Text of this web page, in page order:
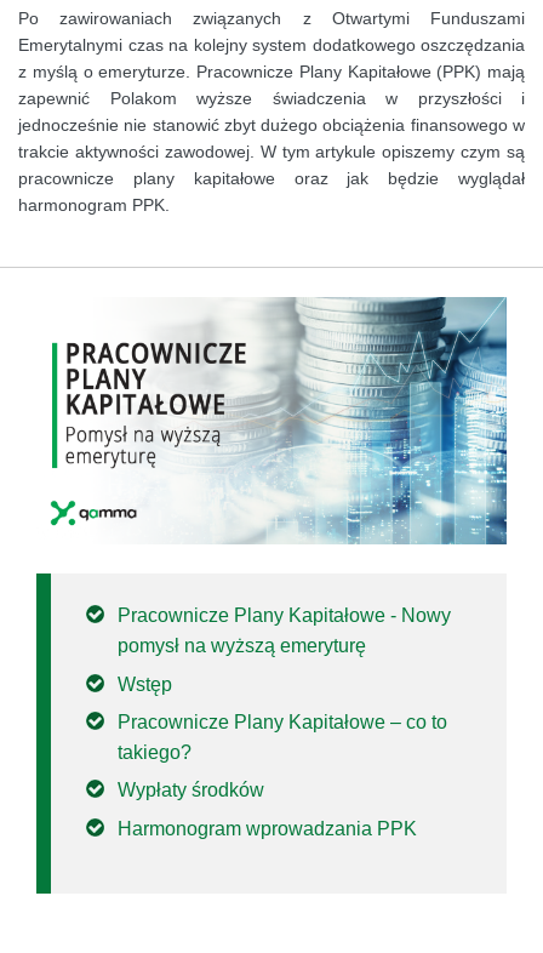
Po zawirowaniach związanych z Otwartymi Funduszami
Emerytalnymi czas na kolejny system dodatkowego oszczędzania
z myślą o emeryturze. Pracownicze Plany Kapitałowe (PPK) mają
zapewnić Polakom wyższe świadczenia w przyszłości i
jednocześnie nie stanowić zbyt dużego obciążenia finansowego w
trakcie aktywności zawodowej. W tym artykule opiszemy czym są
pracownicze plany kapitałowe oraz jak będzie wyglądał
harmonogram PPK.
Pracownicze Plany Kapitałowe - Nowy
pomysł na wyższą emeryturę
Wstęp
Pracownicze Plany Kapitałowe – co to
takiego?
Wypłaty środków
Harmonogram wprowadzania PPK